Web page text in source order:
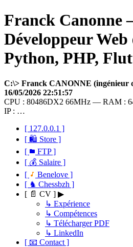
Franck Canonne
Développeur
Python, PHP,
C:\> Franck CANONNE (ingénieur
16/05/2026 22:51:57
CPU : 80486DX2 66MHz — RAM :
IP : …
[ 127.0.0.1 ]
[ 🛍 Store ]
[
FTP ]
[ 💰 Salaire ]
[
Benelove ]
[ ♞ Chessbzh ]
[ 📄 CV ] ▶
↳ Expérience
↳ Compétences
↳ Télécharger PDF
↳ LinkedIn
[ 📧 Contact ]